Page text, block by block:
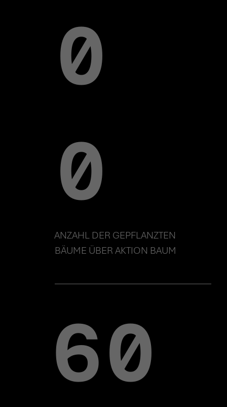
0
0
ANZAHL DER GEPFLANZTEN
BÄUME ÜBER AKTION BAUM
60
NEWS ROOM